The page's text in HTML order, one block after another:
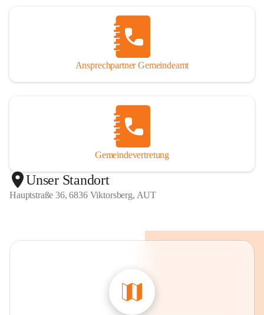
Ansprechpartner Gemeindeamt
Gemeindevertretung
Unser Standort
Hauptstraße 36, 6836 Viktorsberg, AUT